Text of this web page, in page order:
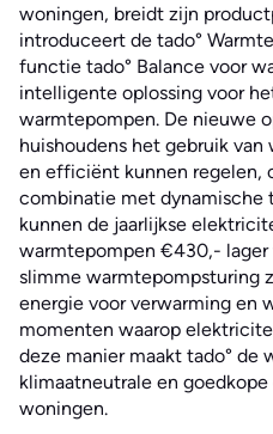
woningen, breidt zijn
introduceert de tado°
functie tado° Balance voor
intelligente oplossing voor
warmtepompen. De nieuwe
huishoudens het gebruik
en efficiënt kunnen regelen,
combinatie met dynamische
kunnen de jaarlijkse
warmtepompen €430,-
slimme warmtepompsturing
energie voor verwarming en
momenten waarop
deze manier maakt tado° de
klimaatneutrale en
woningen.